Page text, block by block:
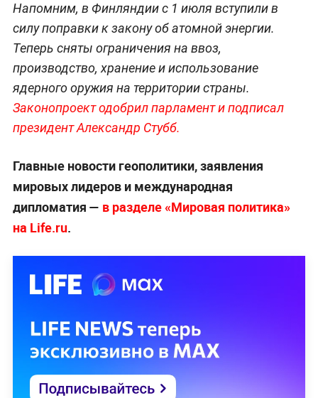
Напомним, в Финляндии с 1 июля вступили в
силу поправки к закону об атомной энергии.
Теперь сняты ограничения на ввоз,
производство, хранение и использование
ядерного оружия на территории страны.
Законопроект одобрил парламент и подписал
президент Александр Стубб.
Главные новости геополитики, заявления
мировых лидеров и международная
дипломатия — в разделе «Мировая политика»
на Life.ru.